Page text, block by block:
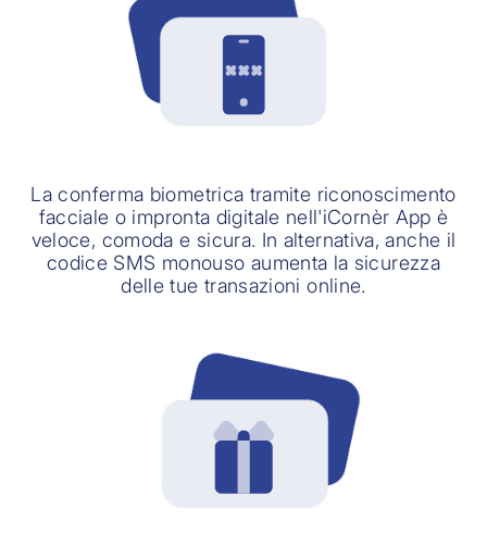
La conferma biometrica tramite riconoscimento
facciale o impronta digitale nell'iCornèr App è
veloce, comoda e sicura. In alternativa, anche il
codice SMS monouso aumenta la sicurezza
delle tue transazioni online.